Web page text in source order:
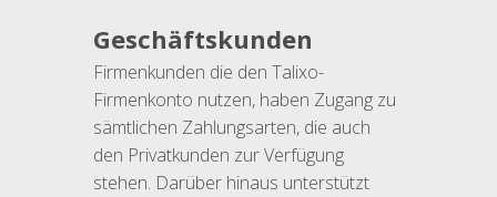
Geschäftskunden
Firmenkunden die den Talixo-
Firmenkonto nutzen, haben Zugang zu
sämtlichen Zahlungsarten, die auch
den Privatkunden zur Verfügung
stehen. Darüber hinaus unterstützt